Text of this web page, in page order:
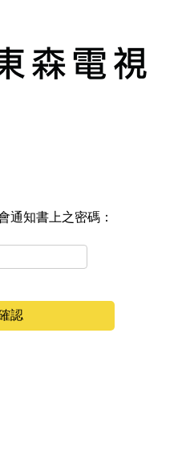
通知書上之密碼：
認